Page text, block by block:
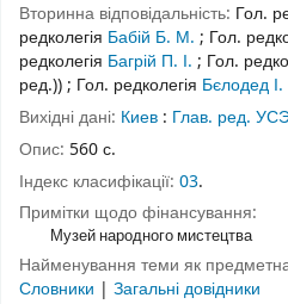
Вторинна відповідальність: Гол.
редколегія Бабій Б. М. ; Гол.
редколегія Багрій П. І. ; Гол.
ред.)); Гол. редколегія Бєлодед І.
Вихідні дані: Киев : Глав. ред.
Опис: 560 с.
Індекс класифікації: 03.
Примітки щодо фінансування:
Музей народного мистецтва
Найменування теми як
Словники | Загальні довідники